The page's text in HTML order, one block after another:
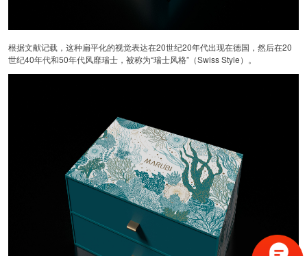
根据文献记载，这种扁平化的视觉表达在20世纪20年代出现在德国，然后在20
世纪40年代和50年代风靡瑞士，被称为“瑞士风格”（Swiss Style）。